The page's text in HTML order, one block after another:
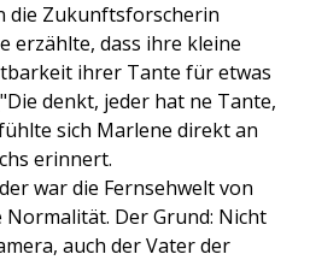
die Zukunftsforscherin
erzählte, dass ihre kleine
ihrer Tante für etwas
denkt, jeder hat ne Tante,
sich Marlene direkt an
erinnert.
war die Fernsehwelt von
Der Grund: Nicht
auch der Vater der